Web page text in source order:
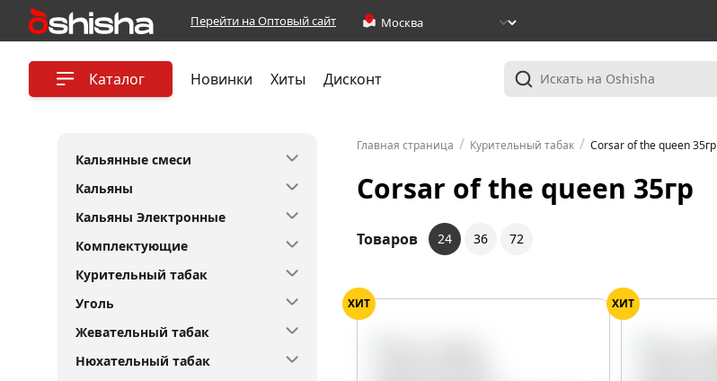
Перейти на Оптовый сайт
Каталог Новинки Хиты Дисконт
Кальянные смеси
Кальяны
Кальяны Электронные
Комплектующие
Курительный табак
Уголь
Жевательный табак
Нюхательный табак
Главная страница / Курительный табак / Corsar of the queen 35гр
Corsar of the queen 35гр
Товаров 24 36 72
ХИТ ХИТ